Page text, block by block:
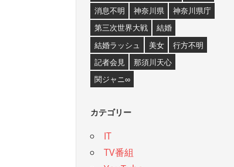
消息不明
神奈川県
神奈川県庁
第三次世界大戦
結婚
結婚ラッシュ
美女
行方不明
記者会見
那須川天心
関ジャニ∞
カテゴリー
IT
TV番組